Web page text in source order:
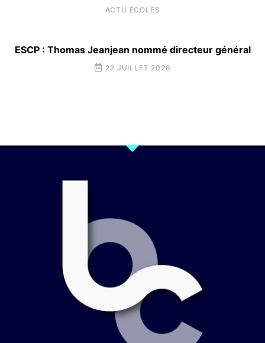
ACTU ÉCOLES
ESCP : Thomas Jeanjean nommé directeur général
22 JUILLET 2026